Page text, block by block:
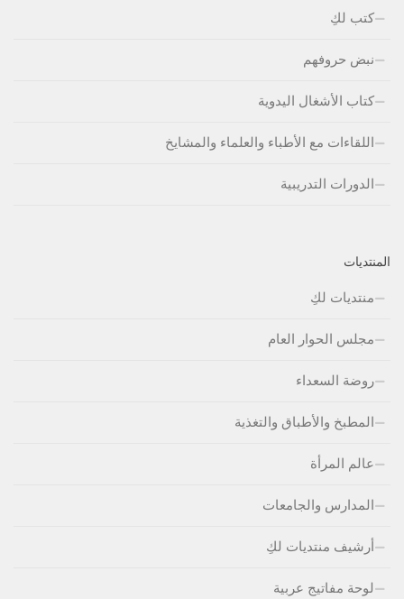
كتب لكِ
نبض حروفهم
كتاب الأشغال اليدوية
اللقاءات مع الأطباء والعلماء والمشايخ
الدورات التدريبية
المنتديات
منتديات لكِ
مجلس الحوار العام
روضة السعداء
المطبخ والأطباق والتغذية
عالم المرأة
المدارس والجامعات
أرشيف منتديات لكِ
لوحة مفاتيج عربية